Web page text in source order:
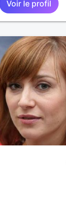
Voir le profil